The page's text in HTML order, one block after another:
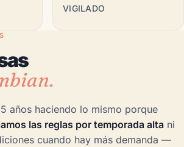
VIGILADO
años haciendo lo mismo porque
las reglas por temporada alta ni
cuando hay más demanda —